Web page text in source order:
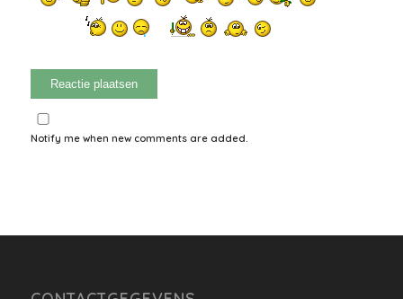
Notify me when new comments are added.